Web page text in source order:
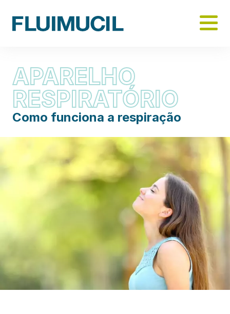
APARELHO
RESPIRATÓRIO
Como funciona a respiração